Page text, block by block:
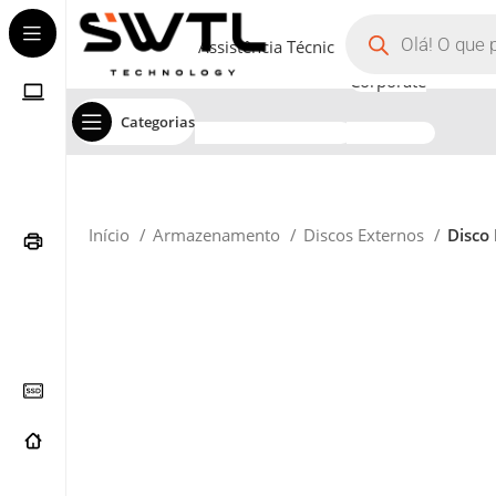
Categorias
Assistência Técnica
Corporate
Início Armazenamento Discos Externos Disco